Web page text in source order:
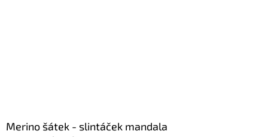
Merino šátek - slintáček mandala